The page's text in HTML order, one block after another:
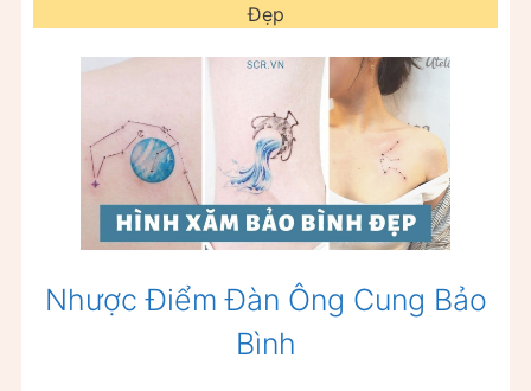
Đẹp
Nhược Điểm Đàn Ông Cung Bảo
Bình